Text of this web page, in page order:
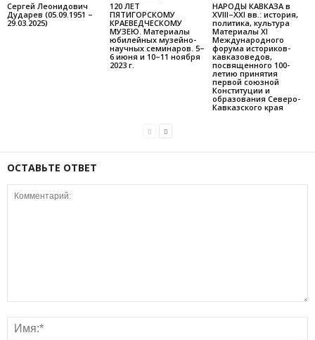
Сергей Леонидович
Дударев (05.09.1951 –
29.03.2025)
120 ЛЕТ
ПЯТИГОРСКОМУ
КРАЕВЕДЧЕСКОМУ
МУЗЕЮ. Материалы
юбилейных музейно-
научных семинаров. 5–
6 июня и 10–11 ноября
2023 г.
НАРОДЫ КАВКАЗА в
XVIII–XXI вв.: история,
политика, культура
Материалы XI
Международного
форума историков-
кавказоведов,
посвященного 100-
летию принятия
первой союзной
Конституции и
образования Северо-
Кавказского края
ОСТАВЬТЕ ОТВЕТ